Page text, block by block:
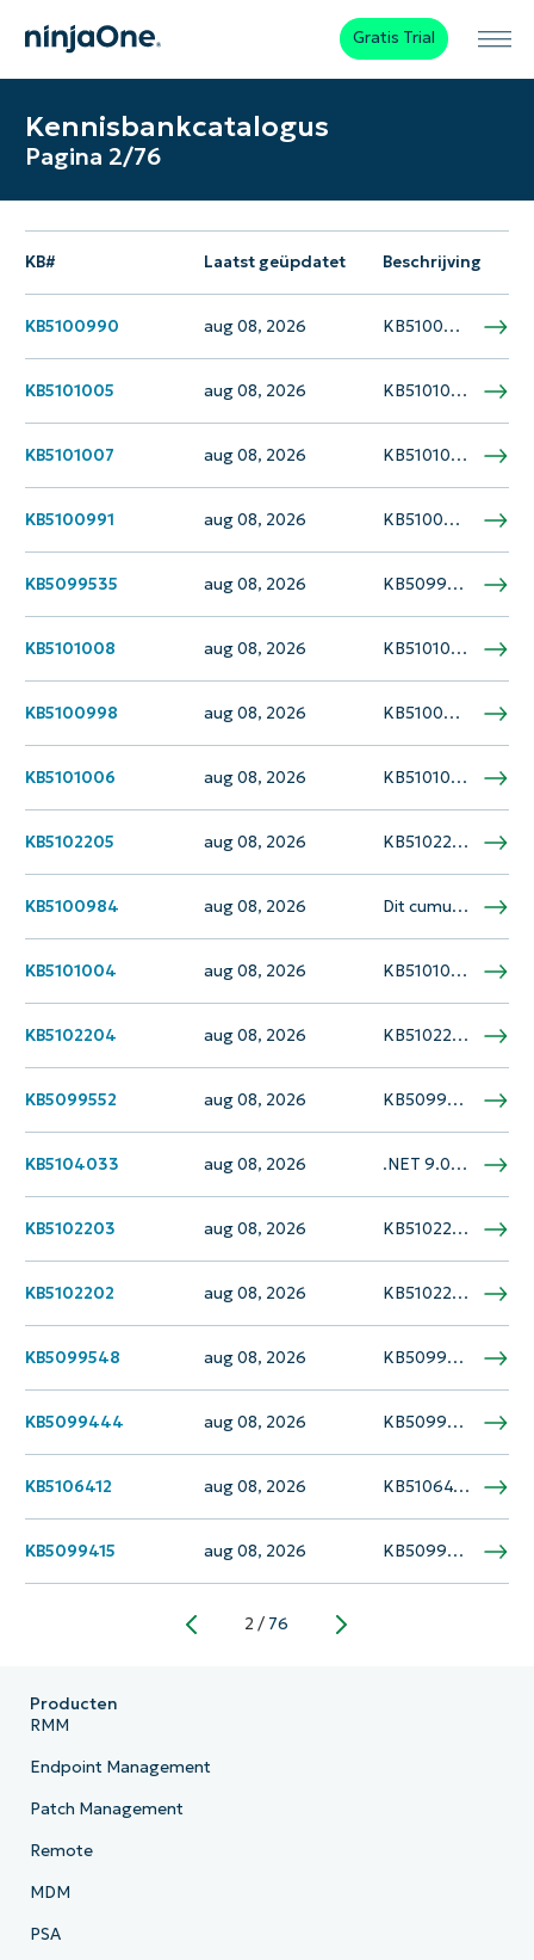
Gratis Trial
Kennisbankcatalogus
Pagina 2/76
KB# Laatst geüpdatet Beschrijving
KB5100990 aug 08, 2026 KB5100990 is een beveiligings- en kwaliteitspakket voor .NET Framework versies 4.6.2, 4.7, 4.7.1 en 4.7.2, uitgebracht op 14 juli 2026 voor Windows Server 2012. Deze update verhelpt meerdere kritieke beveiligingsproblemen en betrouwbaarheidsverbeteringen in .NET Framework. De patch maakt deel uit…
KB5101005 aug 08, 2026 KB5101005 is een cumulatieve beveiligings- en betrouwbaarheidsupdate voor .NET Framework 3.5 en 4.8.1 op Windows Server 2022, uitgebracht op 14 juli 2026. Deze patch verhelpt meerdere kritieke kwetsbaarheden, waaronder Denial of Service, uitvoering van externe code, misbruik van bevoegdheden en…
KB5101007 aug 08, 2026 KB5101007 is een cumulatieve beveiligings- en betrouwbaarheidsupdate voor .NET Framework 4.8, uitgebracht op 14 juli 2026, gericht op Windows 10 versie 1607 en Windows Server 2016. Deze update verhelpt meerdere beveiligingsproblemen en bevat kwaliteitsverbeteringen om de systeemstabiliteit te verbeteren. De…
KB5100991 aug 08, 2026 KB5100991 is een beveiligings- en kwaliteitspakket voor .NET Framework versies 4.6.2, 4.7, 4.7.1 en 4.7.2, uitgebracht op 14 juli 2026 voor Windows Server 2012 R2. Deze update verhelpt kritieke beveiligingsproblemen en verbeteringen in de betrouwbaarheid van systemen die op uitgebreide…
KB5099535 aug 08, 2026 KB5099535 is een cumulatieve beveiligingsupdate die op 14 juli 2026 is uitgebracht voor Windows 10 versie 1607 en Windows Server 2016 (OS-build 14393.9339). Deze patch vertegenwoordigt de nieuwste onderhoudsrelease voor deze oudere besturingssystemen, waarvoor het einde van de ondersteuning nadert.…
KB5101008 aug 08, 2026 KB5101008, uitgebracht op 14 juli 2026, is een cumulatieve update voor .NET Framework 3.5 en 4.8 gericht op Windows 10 versie 1809 en Windows Server 2019. Deze patch levert kritieke beveiligingsoplossingen en betrouwbaarheidsverbeteringen om meerdere kwetsbaarheden aan te pakken en…
KB5100998 aug 08, 2026 KB5100998 is een cumulatieve update voor .NET Framework 3.5 en 4.8.1, uitgebracht op 14 juli 2026, gericht op Windows 11 versie 25H2 en Microsoft serverbesturingssysteem 24H2. De update levert beveiligingspatches die meerdere kwetsbaarheden aanpakken en cumulatieve betrouwbaarheidsverbeteringen voor de .NET…
KB5101006 aug 08, 2026 KB5101006 is een cumulatieve beveiligings- en betrouwbaarheidsupdate voor .NET Framework 3.5 en 4.8, uitgebracht op 14 juli 2026. Deze patch is van toepassing op Windows 10 versie 21H2 en Windows 10 versie 22H2. De update verhelpt meerdere beveiligingsproblemen en lost…
KB5102205 aug 08, 2026 KB5102205 is een beveiligings- en kwaliteitspakket dat op 14 juli 2026 is uitgebracht voor .NET Framework versies 3.5, 4.6.2, 4.7, 4.7.1, 4.7.2 en 4.8 op Windows Server 2012 R2. Deze cumulatieve update verhelpt meerdere beveiligingsproblemen die van invloed zijn op…
KB5100984 aug 08, 2026 Dit cumulatieve beveiligings- en kwaliteitspakket, uitgebracht op 14 juli 2026, verhelpt kwetsbaarheden in .NET Framework 3.5 voor Windows Server 2012. De update maakt deel uit van het Extended Security Updates (ESU)-programma en is van toepassing op systemen waarop .NET Framework…
KB5101004 aug 08, 2026 KB5101004 is een cumulatieve update voor .NET Framework 3.5 en 4.8.1, uitgebracht op 14 juli 2026, gericht op Windows 11 versie 23H2. Deze patch levert meerdere beveiligingsoplossingen en kwaliteitsverbeteringen om kwetsbaarheden aan te pakken en de runtimebetrouwbaarheid te verbeteren. De…
KB5102204 aug 08, 2026 KB5102204 is een beveiligings- en kwaliteitspakket dat op 14 juli 2026 is uitgebracht voor .NET Framework versies 3.5, 4.6.2, 4.7, 4.7.1, 4.7.2 en 4.8 op Windows Server 2012. Deze cumulatieve update verhelpt meerdere beveiligingsproblemen, waaronder denial of service, uitvoering van…
KB5099552 aug 08, 2026 KB5099552 is een Safe OS Dynamic Update voor Windows Server 2022, uitgebracht op 14 juli 2026. Deze patch levert verbeteringen aan de Windows Recovery Environment (WinRE) en verhelpt kritieke compatibiliteitsproblemen die zijn geïntroduceerd door de beveiligingsupdate van juni 2026. De…
KB5104033 aug 08, 2026 .NET 9.0 Update uitgebracht op 14 juli 2026 en biedt beveiligingsverbeteringen en onderhoudsverbeteringen voor de .NET 9.0-runtime. Deze onderhoudsupdate is van toepassing op Windows-client- en serverbesturingssystemen waarop .NET 9.0 is geïnstalleerd. De update volgt het standaardservicemodel van Microsoft, waarbij nieuwere…
KB5102203 aug 08, 2026 KB5102203 is een cumulatieve beveiligingsupdate voor .NET Framework 3.5, 4.8 en 4.8.1, uitgebracht op 14 juli 2026, gericht op Windows 10 versie 22H2. Deze update verhelpt meerdere kritieke kwetsbaarheden, waaronder Denial of Service, uitvoering van externe code, misbruik van bevoegdheden…
KB5102202 aug 08, 2026 KB5102202 is een cumulatieve beveiligings- en kwaliteitsupdate voor .NET Framework 3.5, 4.8 en 4.8.1, uitgebracht op 14 juli 2026, gericht op Windows 10 versie 21H2. Deze update verhelpt meerdere beveiligingsproblemen, waaronder Denial of Service, uitvoering van externe code, misbruik van…
KB5099548 aug 08, 2026 KB5099548 is een Safe OS Dynamic Update die op 14 juli 2026 is uitgebracht voor Windows 10 versie 1607 en Windows Server 2016. Deze update verbetert de Windows Recovery Environment (WinRE) en verhelpt een kritiek compatibiliteitsprobleem dat werd geïntroduceerd door…
KB5099444 aug 08, 2026 KB5099444 is een cumulatieve beveiligingsupdate per maand, uitgebracht op 14 juli 2026, voor Windows Server 2012 R2. Deze update maakt deel uit van het Extended Security Updates (ESU)-programma, aangezien de ondersteuning voor Windows Server 2012 R2 op 10 oktober 2023…
KB5106412 aug 08, 2026 KB5106412 is een onderhoudsstackupdate die op 14 juli 2026 is uitgebracht voor Windows Server 2012 R2 Extended Security Updates (ESU). Deze update verbetert de onderhoudsstackcomponent die verantwoordelijk is voor het installeren van Windows-updates, zodat apparaten op betrouwbare wijze Microsoft-updates kunnen…
KB5099415 aug 08, 2026 KB5099415 is een cumulatieve beveiligingsupdate voor Internet Explorer, uitgebracht op 14 juli 2026, waarmee kwetsbaarheden in Internet Explorer 11 worden verholpen. De patch is uitsluitend van toepassing op Windows Server 2012- en Windows Server 2012 R2-systemen waarop Extended Security Updates…
Previous
2 / 76 Next
Producten
RMM
Endpoint Management
Patch Management
Remote
MDM
PSA